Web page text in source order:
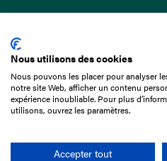
15 Boulevard de
75017 Paris
01 49 10 20 29
Rechercher
Nous utilisons des cookies
Nous pouvons les placer pour analyser
notre site Web, afficher un contenu
expérience inoubliable. Pour plus
utilisons, ouvrez les paramètres.
Accepter tout